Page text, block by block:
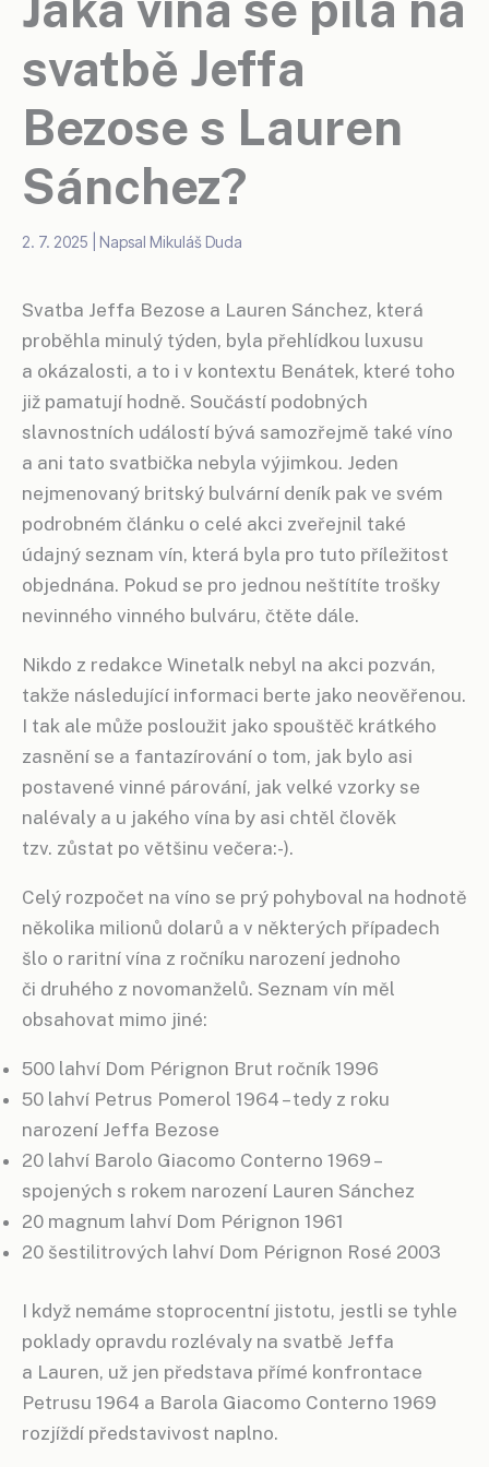
svatbě Jeffa
Bezose s Lauren
Sánchez?
2. 7. 2025 | Napsal Mikuláš Duda
Svatba Jeffa Bezose a Lauren Sánchez, která
proběhla minulý týden, byla přehlídkou luxusu
a okázalosti, a to i v kontextu Benátek, které toho
již pamatují hodně. Součástí podobných
slavnostních událostí bývá samozřejmě také víno
a ani tato svatbička nebyla výjimkou. Jeden
nejmenovaný britský bulvární deník pak ve svém
podrobném článku o celé akci zveřejnil také
údajný seznam vín, která byla pro tuto příležitost
objednána. Pokud se pro jednou neštítíte trošky
nevinného vinného bulváru, čtěte dále.
Nikdo z redakce Winetalk nebyl na akci pozván,
takže následující informaci berte jako neověřenou.
I tak ale může posloužit jako spouštěč krátkého
zasnění se a fantazírování o tom, jak bylo asi
postavené vinné párování, jak velké vzorky se
nalévaly a u jakého vína by asi chtěl člověk
tzv. zůstat po většinu večera:-).
Celý rozpočet na víno se prý pohyboval na hodnotě
několika milionů dolarů a v některých případech
šlo o raritní vína z ročníku narození jednoho
či druhého z novomanželů. Seznam vín měl
obsahovat mimo jiné:
500 lahví Dom Pérignon Brut ročník 1996
50 lahví Petrus Pomerol 1964 – tedy z roku
narození Jeffa Bezose
20 lahví Barolo Giacomo Conterno 1969 –
spojených s rokem narození Lauren Sánchez
20 magnum lahví Dom Pérignon 1961
20 šestilitrových lahví Dom Pérignon Rosé 2003
I když nemáme stoprocentní jistotu, jestli se tyhle
poklady opravdu rozlévaly na svatbě Jeffa
a Lauren, už jen představa přímé konfrontace
Petrusu 1964 a Barola Giacomo Conterno 1969
rozjíždí představivost naplno.